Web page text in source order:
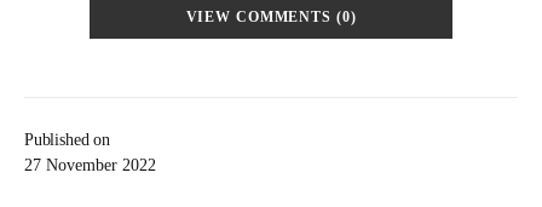
Published on
27 November 2022
VIEW COMMENTS (0)